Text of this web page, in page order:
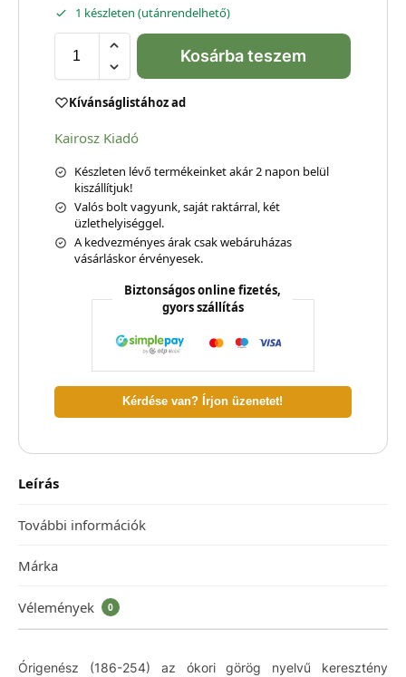
1 készleten (utánrendelhető)
Kosárba teszem
Kívánságlistához ad
Kairosz Kiadó
Készleten lévő termékeinket akár 2 napon belül
kiszállítjuk!
Valós bolt vagyunk, saját raktárral, két
üzlethelyiséggel.
A kedvezményes árak csak webáruházas
vásárláskor érvényesek.
Biztonságos online fizetés,
gyors szállítás
Kérdése van? Írjon üzenetet!
Leírás
További információk
Márka
Vélemények 0
Órigenész (186-254) az ókori görög nyelvű keresztény